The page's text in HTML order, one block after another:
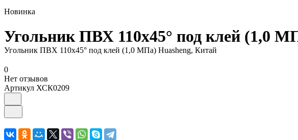
Новинка
Угольник ПВХ 110х45° под клей (1,0
Угольник ПВХ 110х45° под клей (1,0 МПа) Huasheng, Китай
0
Нет отзывов
Артикул ХСК0209